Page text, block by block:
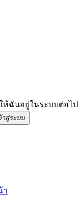
ห้ฉันอยู่ในระบบต่อไป
าสู่ระบบ
า